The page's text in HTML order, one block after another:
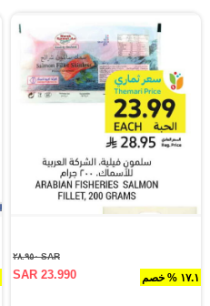
١٧.١ % خصم
SAR ٢٨.٩٥٠
SAR 23.990